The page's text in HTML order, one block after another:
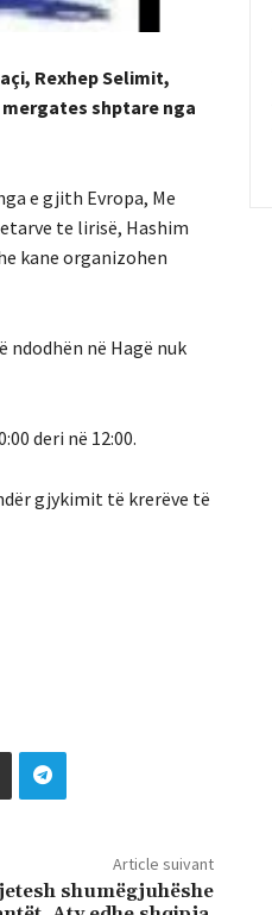
Rexhep Selimit,
shptare nga
e gjith Evropa, Me
te lirisë, Hashim
kane organizohen
në Hagë nuk
deri në 12:00.
gjykimit të krerëve të
Article suivant
shumëgjuhëshe